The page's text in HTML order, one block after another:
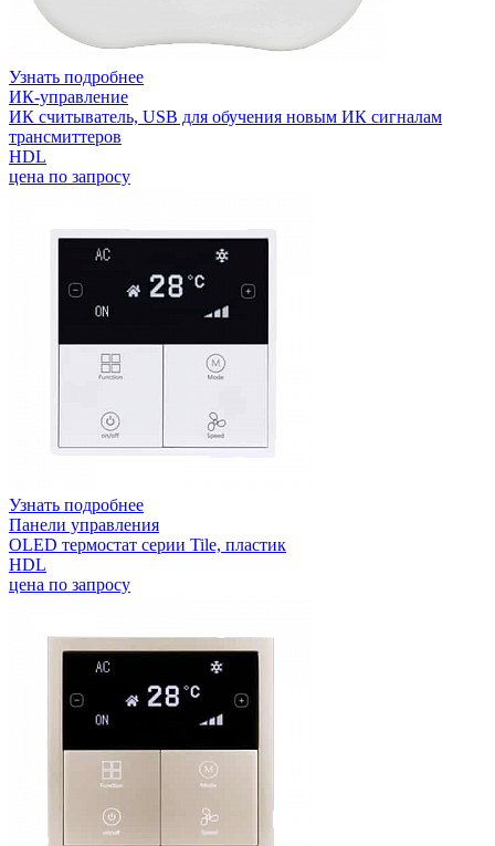
Узнать подробнее
ИК-управление
ИК считыватель, USB для обучения новым ИК сигналам
трансмиттеров
HDL
цена по запросу
Узнать подробнее
Панели управления
OLED термостат серии Tile, пластик
HDL
цена по запросу